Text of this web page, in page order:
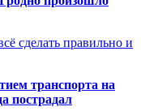
сделать правильно и
транспорта на
пострадал